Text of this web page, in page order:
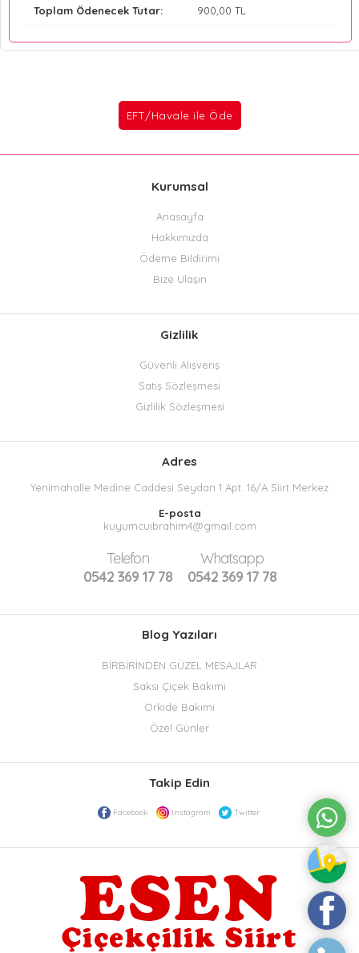
Toplam Ödenecek Tutar: 900 ,00 TL
Kurumsal
Anasayfa
Hakkımızda
Ödeme Bildirimi
Bize Ulaşın
Gizlilik
Güvenli Alışveriş
Satış Sözleşmesi
Gizlilik Sözleşmesi
Adres
Yenimahalle Medine Caddesi Seydan 1 Apt. 16/A Siirt Merkez
E-posta
kuyumcuibrahim4@gmail.com
Telefon
0542 369 17 78
Whatsapp
0542 369 17 78
Blog Yazıları
BİRBİRİNDEN GÜZEL MESAJLAR
Saksı Çiçek Bakımı
Orkide Bakımı
Özel Günler
Takip Edin
Facebook Instagram Twitter